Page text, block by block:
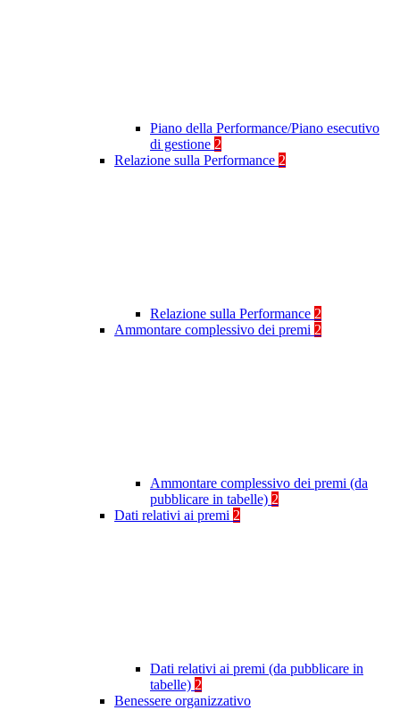
Piano della Performance/Piano esecutivo
di gestione 2
Relazione sulla Performance 2
Relazione sulla Performance 2
Ammontare complessivo dei premi 2
Ammontare complessivo dei premi (da
pubblicare in tabelle) 2
Dati relativi ai premi 2
Dati relativi ai premi (da pubblicare in
tabelle) 2
Benessere organizzativo